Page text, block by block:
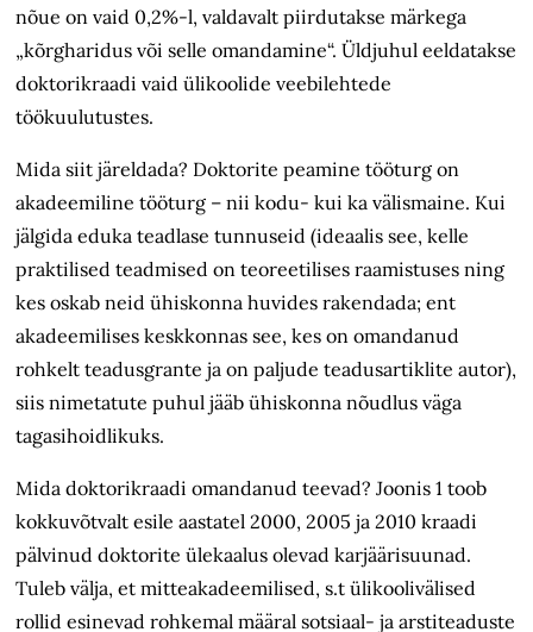
nõue on vaid 0,2%-l, valdavalt piirdutakse märkega
„kõrgharidus või selle omandamine“. Üldjuhul eeldatakse
doktorikraadi vaid ülikoolide veebilehtede
töökuulutustes.
Mida siit järeldada? Doktorite peamine tööturg on
akadeemiline tööturg – nii kodu- kui ka välismaine. Kui
jälgida eduka teadlase tunnuseid (ideaalis see, kelle
praktilised teadmised on teoreetilises raamistuses ning
kes oskab neid ühiskonna huvides rakendada; ent
akadeemilises keskkonnas see, kes on omandanud
rohkelt teadusgrante ja on paljude teadusartiklite autor),
siis nimetatute puhul jääb ühiskonna nõudlus väga
tagasihoidlikuks.
Mida doktorikraadi omandanud teevad? Joonis 1 toob
kokkuvõtvalt esile aastatel 2000, 2005 ja 2010 kraadi
pälvinud doktorite ülekaalus olevad karjäärisuunad.
Tuleb välja, et mitteakadeemilised, s.t ülikoolivälised
rollid esinevad rohkemal määral sotsiaal- ja arstiteaduste